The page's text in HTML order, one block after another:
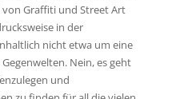
Graffiti und Street Art
in der
nicht etwa um eine
Nein, es geht
und